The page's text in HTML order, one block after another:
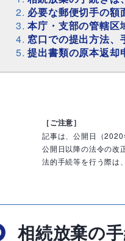
必要な郵便切手の額
本庁・支部の管轄区
窓口での提出方法、
提出書類の原本返却
［ご注意］
記事は、公開日（
公開日以降の法令の改
法的手続等を行う際は
相続放棄の